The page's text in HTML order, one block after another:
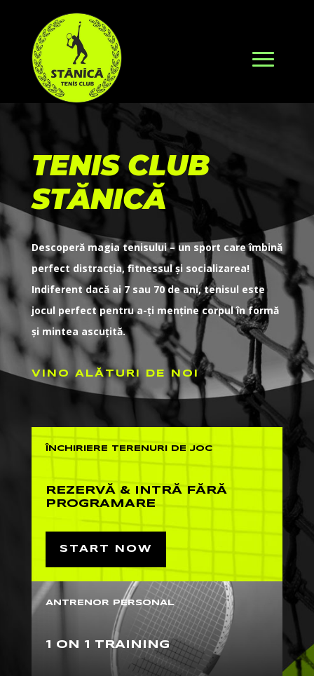
TENIS CLUB
STĂNICĂ
Descoperă magia tenisului – un sport care îmbină
perfect distracția, fitnessul și socializarea!
Indiferent dacă ai 7 sau 70 de ani, tenisul este
jocul perfect pentru a-ți menține corpul în formă
și mintea ascuțită.
VINO ALĂTURI DE NOI
ÎNCHIRIERE TERENURI DE JOC
REZERVĂ & INTRĂ FĂRĂ
PROGRAMARE
START NOW
ANTRENOR PERSONAL
1 ON 1 TRAINING